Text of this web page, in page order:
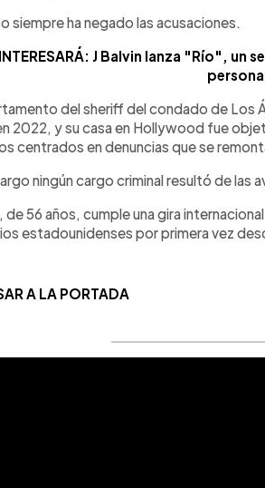
siempre ha negado las acusaciones.
J Balvin lanza "Río", un
del sheriff del condado de Los
2022, y su casa en Hollywood fue
centrados en denuncias que se
ningún cargo criminal resultó de las
de 56 años, cumple una gira
estadounidenses por primera vez
A LA PORTADA